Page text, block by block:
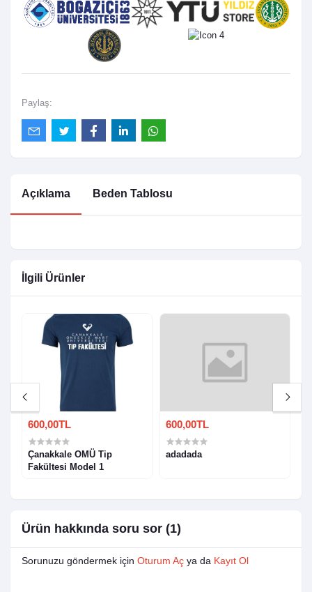
Paylaş:
Açıklama Beden Tablosu
İlgili Ürünler
600,00TL
Çanakkale OMÜ Tip
Fakültesi Model 1
600,00TL
adadada
Ürün hakkında soru sor (1)
Sorunuzu göndermek için Oturum Aç ya da Kayıt Ol